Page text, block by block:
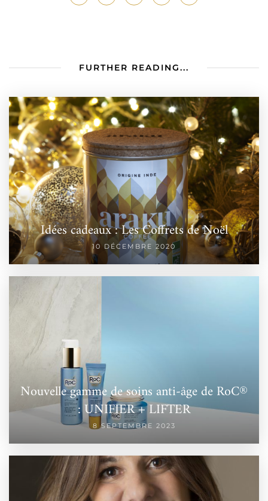
FURTHER READING...
Idées cadeaux : Les Coffrets de Noël
10 DÉCEMBRE 2020
Nouvelle gamme de soins anti-âge de RoC®
: UNIFIER + LIFTER
8 SEPTEMBRE 2023